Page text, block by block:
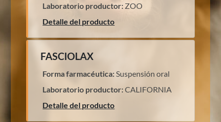
Laboratorio productor: ZOO
Detalle del producto
FASCIOLAX
Forma farmacéutica: Suspensión oral
Laboratorio productor:CALIFORNIA
Detalle del producto